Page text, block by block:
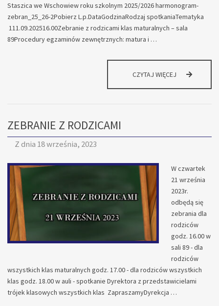
Staszica we Wschowiew roku szkolnym 2025/2026 harmonogram-
zebran_25_26-2Pobierz L.p.DataGodzinaRodzaj spotkaniaTematyka
111.09.202516.00Zebranie z rodzicami klas maturalnych – sala
89Procedury egzaminów zewnętrznych: matura i …
CZYTAJ WIĘCEJ
ZEBRANIE Z RODZICAMI
Z dnia 18 września, 2023
W czwartek
21 września
2023r.
odbędą się
zebrania dla
rodziców
godz. 16.00 w
sali 89 - dla
rodziców
wszystkich klas maturalnych godz. 17.00 - dla rodziców wszystkich
klas godz. 18.00 w auli - spotkanie Dyrektora z przedstawicielami
trójek klasowych wszystkich klas ZapraszamyDyrekcja …